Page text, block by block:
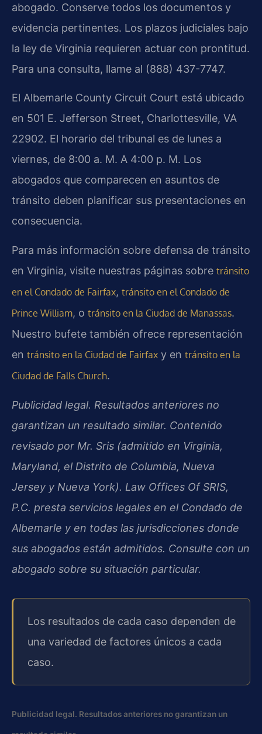
abogado. Conserve todos los documentos y
evidencia pertinentes. Los plazos judiciales bajo
la ley de Virginia requieren actuar con prontitud.
Para una consulta, llame al (888) 437-7747.
El Albemarle County Circuit Court está ubicado
en 501 E. Jefferson Street, Charlottesville, VA
22902. El horario del tribunal es de lunes a
viernes, de 8:00 a. M. A 4:00 p. M. Los
abogados que comparecen en asuntos de
tránsito deben planificar sus presentaciones en
consecuencia.
Para más información sobre defensa de tránsito
en Virginia, visite nuestras páginas sobre tránsito
en el Condado de Fairfax, tránsito en el Condado de
Prince William, o tránsito en la Ciudad de Manassas.
Nuestro bufete también ofrece representación
en tránsito en la Ciudad de Fairfax y en tránsito en la
Ciudad de Falls Church.
Publicidad legal. Resultados anteriores no
garantizan un resultado similar. Contenido
revisado por Mr. Sris (admitido en Virginia,
Maryland, el Distrito de Columbia, Nueva
Jersey y Nueva York). Law Offices Of SRIS,
P.C. presta servicios legales en el Condado de
Albemarle y en todas las jurisdicciones donde
sus abogados están admitidos. Consulte con un
abogado sobre su situación particular.
Los resultados de cada caso dependen de
una variedad de factores únicos a cada
caso.
Publicidad legal. Resultados anteriores no garantizan un